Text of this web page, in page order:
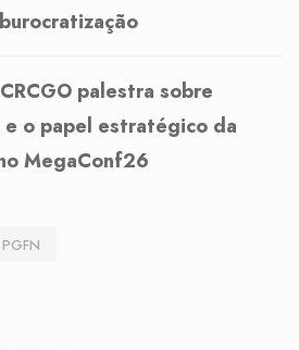
palestra sobre
o papel estratégico da
MegaConf26
PGFN